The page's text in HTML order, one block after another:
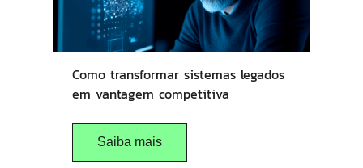
Como transformar sistemas legados
em vantagem competitiva
Saiba mais